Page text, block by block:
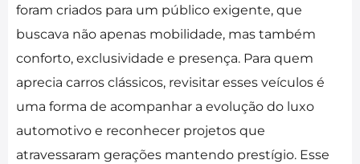
foram criados para um público exigente, que
buscava não apenas mobilidade, mas também
conforto, exclusividade e presença. Para quem
aprecia carros clássicos, revisitar esses veículos é
uma forma de acompanhar a evolução do luxo
automotivo e reconhecer projetos que
atravessaram gerações mantendo prestígio. Esse